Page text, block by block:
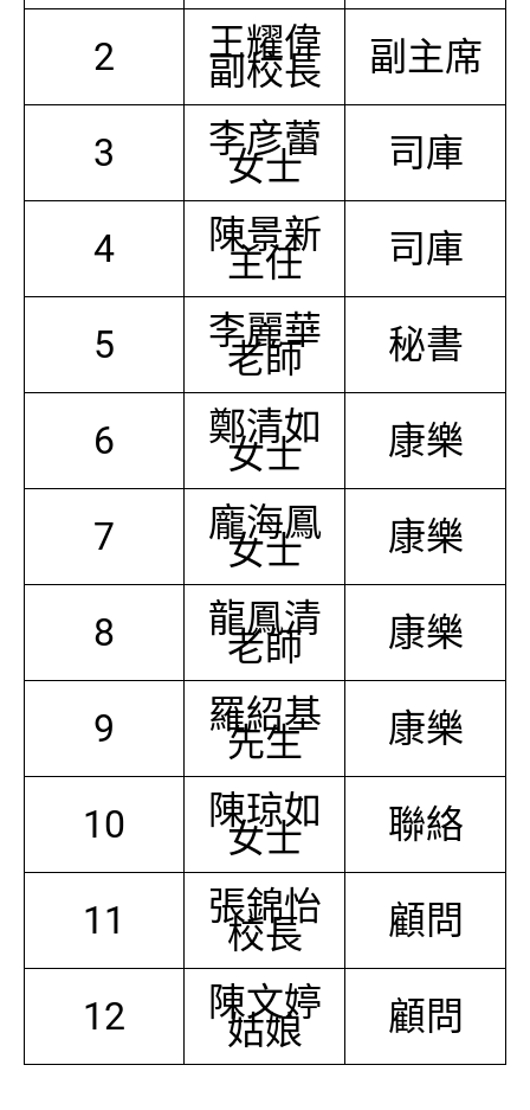
2 王耀偉
副校長 副主席
3 李彦蕾
女士 司庫
4 陳景新
主任 司庫
5 李麗華
老師 秘書
6 鄭清如
女士 康樂
7 龐海鳳
女士 康樂
8 龍鳳清
老師 康樂
9 羅紹基
先生 康樂
10 陳琼如
女士 聯絡
11 張錦怡
校長 顧問
12 陳文婷
姑娘 顧問